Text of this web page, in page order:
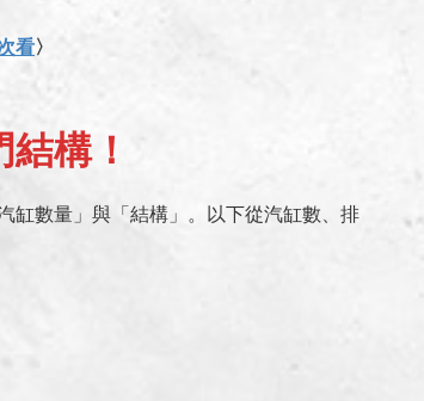
看〉
構！
缸數量」與「結構」。以下從汽缸數、排